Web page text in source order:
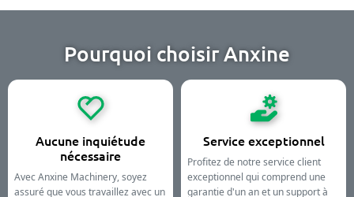
Pourquoi choisir Anxine
Aucune inquiétude
nécessaire
Avec Anxine Machinery, soyez
assuré que vous travaillez avec un
Service exceptionnel
Profitez de notre service client
exceptionnel qui comprend une
garantie d'un an et un support à